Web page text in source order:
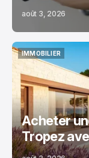
août 3, 2026
IMMOBILIER
IMMOBILIER
Acheter
Tropez